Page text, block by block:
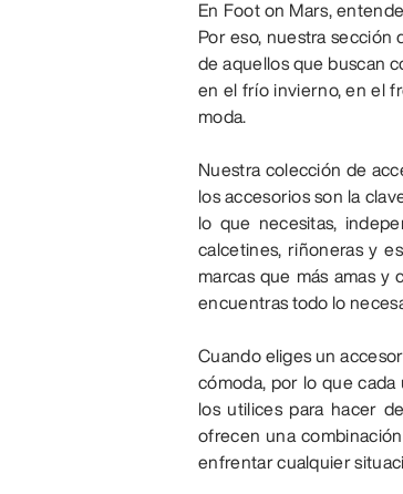
En Foot on Mars,
Por eso, nuestra sección
de aquellos que buscan
en el frío invierno, en el
moda.
Nuestra colección de
los accesorios son la
lo que necesitas,
calcetines, riñoneras y
marcas que más amas y
encuentras todo lo
Cuando eliges un
cómoda, por lo que cada
los utilices para hacer
ofrecen una
enfrentar cualquier